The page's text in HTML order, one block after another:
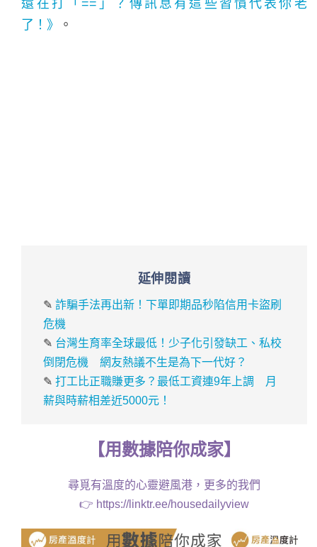
還在打「==」？傳訊息有這些習慣代表你老
了！》
。
延伸閱讀
✎詐騙手法再出新！下單即期品秒陷信用卡盜刷
危機
✎ 台灣生育率全球最低！少子化引發缺工、私校
倒閉危機 網友熱議不生是為下一代好？
✎打工比正職賺更多？最低工資連9年上調 月
薪與時薪相差近5000元！
【用數據陪你成家】
尋覓有溫度的心靈避風港，更多的我們
👉 https://linktr.ee/housedailyview